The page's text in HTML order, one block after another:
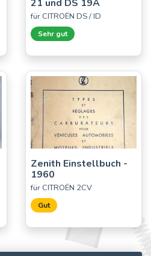
21 und DS 19A
für CITROËN DS / ID
Sehr gut
Zenith Einstellbuch -
1960
für CITROËN 2CV
Gut